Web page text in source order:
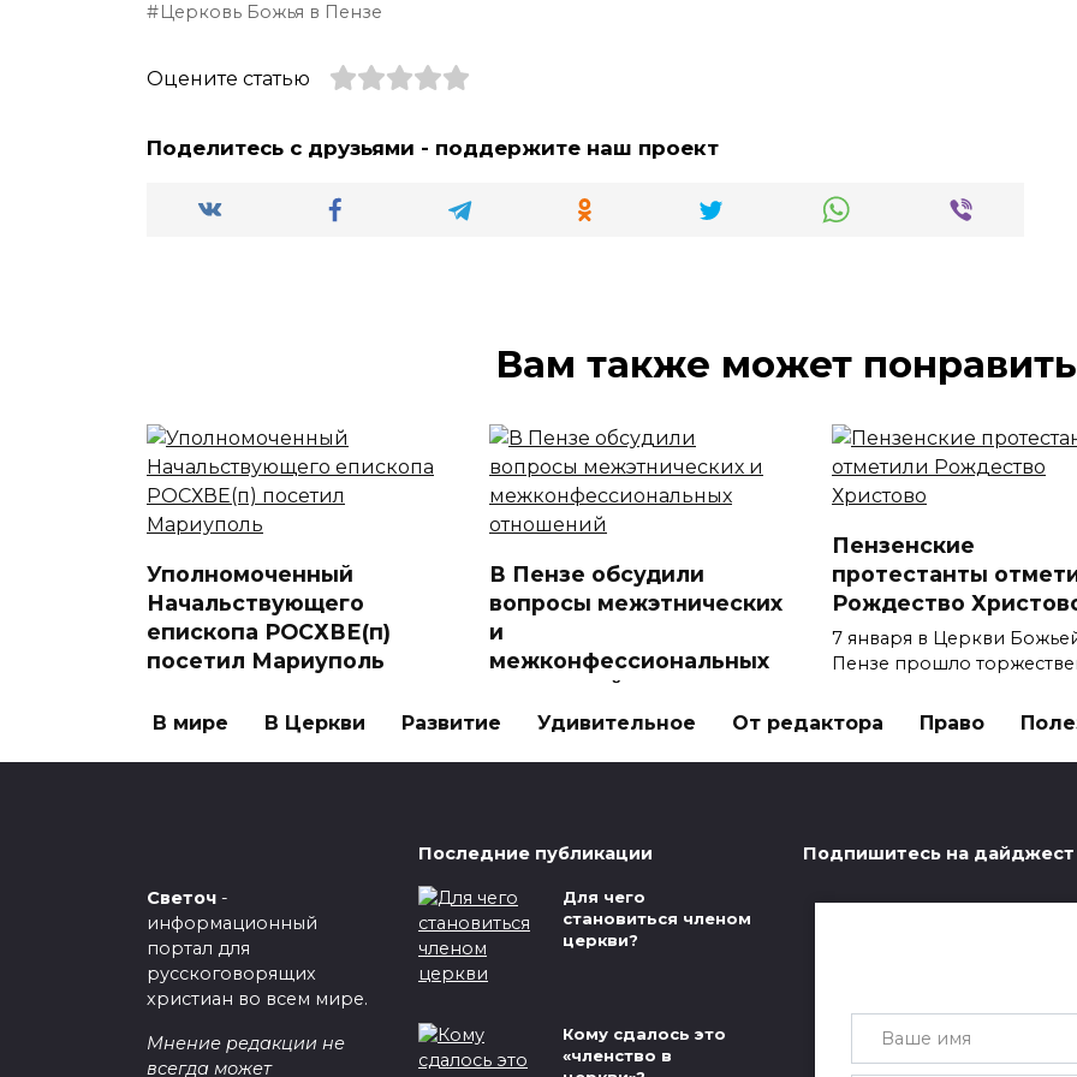
Церковь Божья в Пензе
Оцените статью
Поделитесь с друзьями - поддержите наш проект
Вам также может
Уполномоченный
Начальствующего
епископа РОСХВЕ(п)
посетил Мариуполь
Уполномоченный
В Пензе обсудили
вопросы межэтнических
и
межконфессиональных
отношений
28 мая в городской модельной
Пензенские
протестанты
Рождество
7 января в Церкви
Пензе прошло
В Пензе прошло
служение хвалы и
Епископ Рик Реннер
покажет Ноев Ковчег в
поклонения
В мире В Церкви Развитие Удивительное От редактора Право
Светоч -
информационный
портал для
русскоговорящих
христиан во всем мире.
Мнение редакции не
всегда может
Последние публикации
Для чего
становиться членом
церкви?
Кому сдалось это
«членство в
Подпишитесь на дайджест